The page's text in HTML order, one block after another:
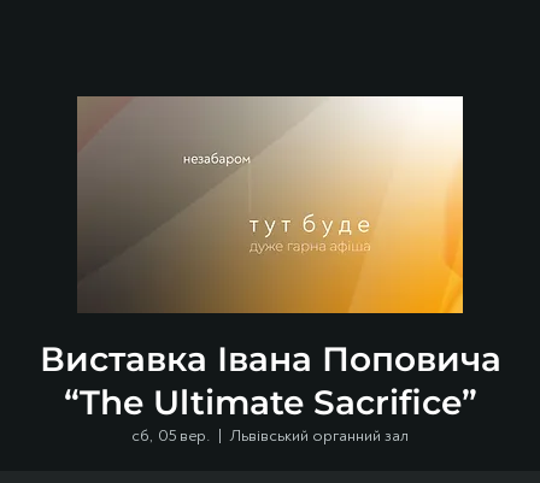
Виставка Івана Поповича
“The Ultimate Sacrifice”
сб, 05 вер.
  |
Львівський органний зал